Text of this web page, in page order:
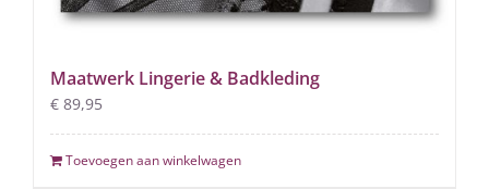
Maatwerk Lingerie & Badkleding
€ 89,95
Toevoegen aan winkelwagen